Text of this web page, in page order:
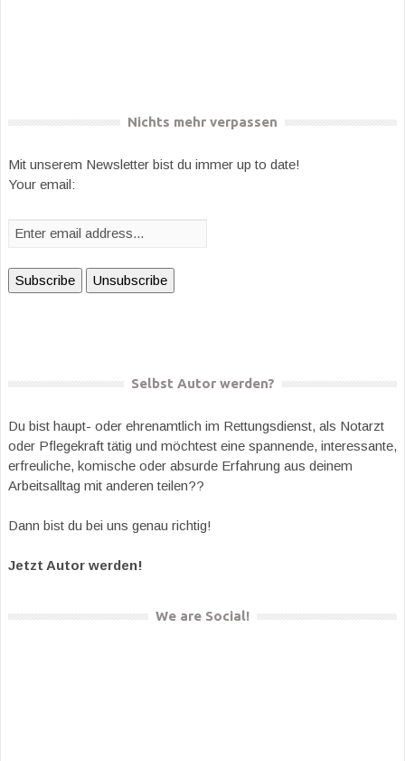
Nichts mehr verpassen
Mit unserem Newsletter bist du immer up to date!
Your email:
Selbst Autor werden?
Du bist haupt- oder ehrenamtlich im Rettungsdienst, als Notarzt
oder Pflegekraft tätig und möchtest eine spannende, interessante,
erfreuliche, komische oder absurde Erfahrung aus deinem
Arbeitsalltag mit anderen teilen??
Dann bist du bei uns genau richtig!
Jetzt Autor werden!
We are Social!